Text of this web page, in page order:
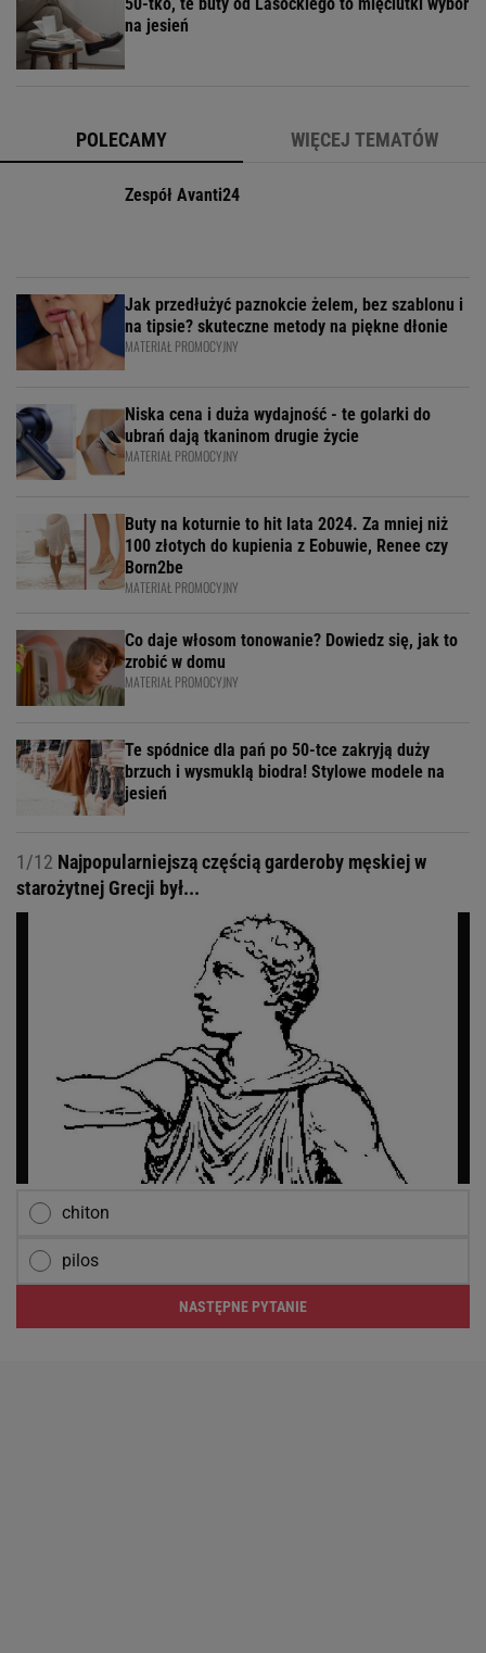
na jesień
POLECAMY WIĘCEJ TEMATÓW
Zespół Avanti24
Jak przedłużyć paznokcie żelem, bez szablonu i
na tipsie? skuteczne metody na piękne dłonie
MATERIAŁ PROMOCYJNY
Niska cena i duża wydajność - te golarki do
ubrań dają tkaninom drugie życie
MATERIAŁ PROMOCYJNY
Buty na koturnie to hit lata 2024. Za mniej niż
100 złotych do kupienia z Eobuwie, Renee czy
Born2be
MATERIAŁ PROMOCYJNY
Co daje włosom tonowanie? Dowiedz się, jak to
zrobić w domu
MATERIAŁ PROMOCYJNY
Te spódnice dla pań po 50-tce zakryją duży
brzuch i wysmuklą biodra! Stylowe modele na
jesień
1/12 Najpopularniejszą częścią garderoby męskiej w
starożytnej Grecji był...
chiton
pilos
NASTĘPNE PYTANIE